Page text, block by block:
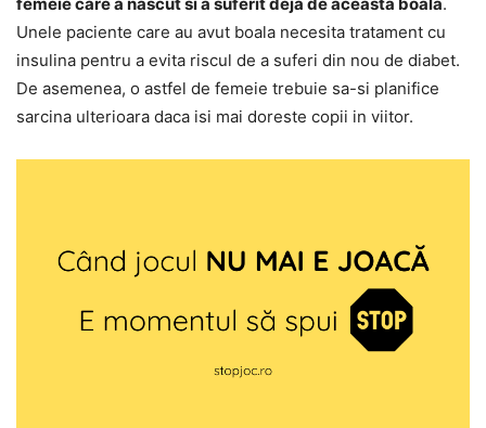
femeie care a nascut si a suferit deja de aceasta boala.
Unele paciente care au avut boala necesita tratament cu
insulina pentru a evita riscul de a suferi din nou de diabet.
De asemenea, o astfel de femeie trebuie sa-si planifice
sarcina ulterioara daca isi mai doreste copii in viitor.